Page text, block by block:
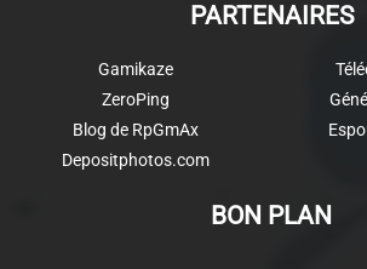
PARTENAIRES
Gamikaze
ZeroPing
Blog de RpGmAx
Depositphotos.com
BON PLAN